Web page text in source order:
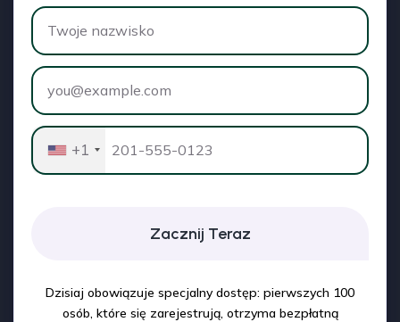
+1
Zacznij Teraz
Dzisiaj obowiązuje specjalny dostęp: pierwszych 100
osób, które się zarejestrują, otrzyma bezpłatną